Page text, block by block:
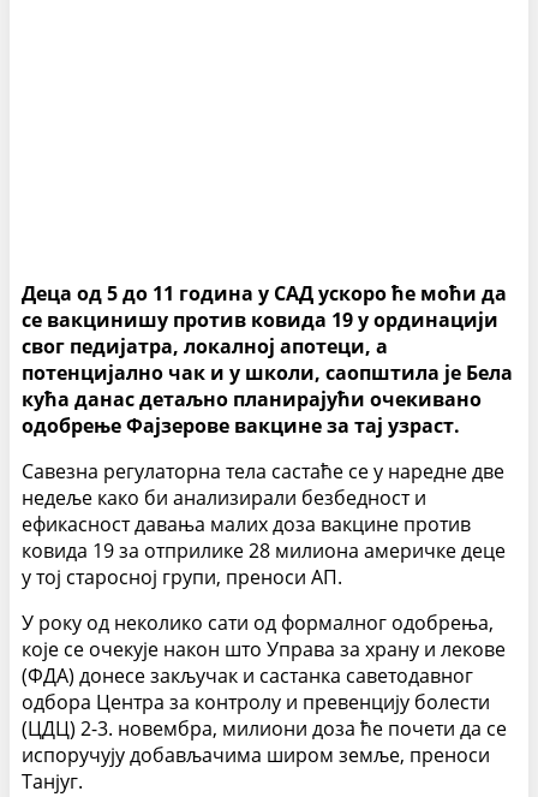
Деца од 5 до 11 година у САД ускоро ће моћи да
се вакцинишу против ковида 19 у ординацији
свог педијатра, локалној апотеци, а
потенцијално чак и у школи, саопштила је Бела
кућа данас детаљно планирајући очекивано
одобрење Фајзерове вакцине за тај узраст.
Савезна регулаторна тела састаће се у наредне две
недеље како би анализирали безбедност и
ефикасност давања малих доза вакцине против
ковида 19 за отприлике 28 милиона америчке деце
у тој старосној групи, преноси АП.
У року од неколико сати од формалног одобрења,
које се очекује након што Управа за храну и лекове
(ФДА) донесе закључак и састанка саветодавног
одбора Центра за контролу и превенцију болести
(ЦДЦ) 2-3. новембра, милиони доза ће почети да се
испоручују добављачима широм земље, преноси
Танјуг.